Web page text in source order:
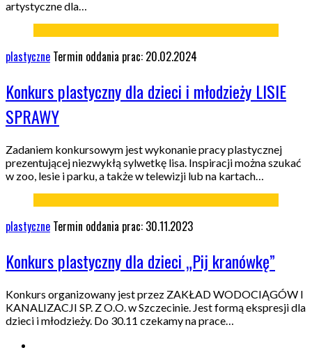
artystyczne dla…
plastyczne Termin oddania prac: 20.02.2024
Konkurs plastyczny dla dzieci i młodzieży LISIE
SPRAWY
Zadaniem konkursowym jest wykonanie pracy plastycznej
prezentującej niezwykłą sylwetkę lisa. Inspiracji można szukać
w zoo, lesie i parku, a także w telewizji lub na kartach…
plastyczne Termin oddania prac: 30.11.2023
Konkurs plastyczny dla dzieci „Pij kranówkę”
Konkurs organizowany jest przez ZAKŁAD WODOCIĄGÓW I
KANALIZACJI SP. Z O.O. w Szczecinie. Jest formą ekspresji dla
dzieci i młodzieży. Do 30.11 czekamy na prace…